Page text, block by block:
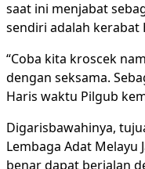
saat ini menjabat
sendiri adalah kerabat
“Coba kita kroscek
dengan seksama.
Haris waktu Pilgub
Digarisbawahinya,
Lembaga Adat Melayu
benar dapat berjalan